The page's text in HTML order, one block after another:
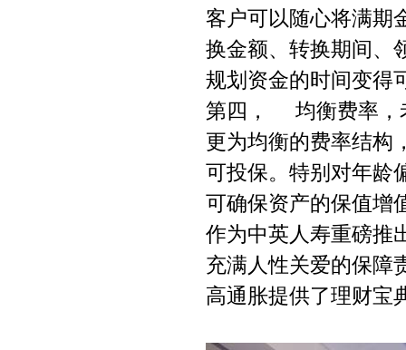
客户可以随心将满期
换金额、转换期间、
规划资金的时间变得
第四， 均衡费率，
更为均衡的费率结构
可投保。特别对年龄
可确保资产的保值增
作为中英人寿重磅推
充满人性关爱的保障
高通胀提供了理财宝